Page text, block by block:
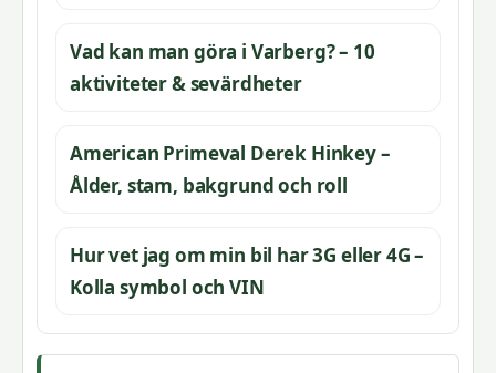
Vad kan man göra i Varberg? – 10
aktiviteter & sevärdheter
American Primeval Derek Hinkey –
Ålder, stam, bakgrund och roll
Hur vet jag om min bil har 3G eller 4G –
Kolla symbol och VIN